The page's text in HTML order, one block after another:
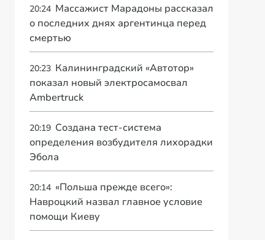
20:24 Массажист Марадоны рассказал
о последних днях аргентинца перед
смертью
20:23 Калининградский «Автотор»
показал новый электросамосвал
Ambertruck
20:19 Создана тест-система
определения возбудителя лихорадки
Эбола
20:14 «Польша прежде всего»:
Навроцкий назвал главное условие
помощи Киеву